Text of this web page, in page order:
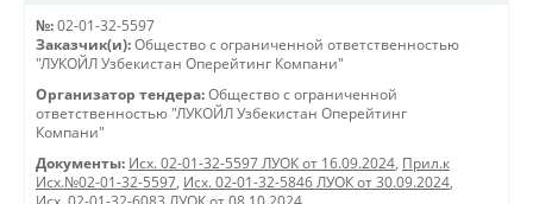
№: 02-01-32-5597
Заказчик(и): Общество с ограниченной ответственностью
"ЛУКОЙЛ Узбекистан Оперейтинг Компани"
Организатор тендера: Общество с ограниченной
ответственностью "ЛУКОЙЛ Узбекистан Оперейтинг
Компани"
Документы: Исх. 02-01-32-5597 ЛУОК от 16.09.2024, Прил.к
Исх.№02-01-32-5597, Исх. 02-01-32-5846 ЛУОК от 30.09.2024,